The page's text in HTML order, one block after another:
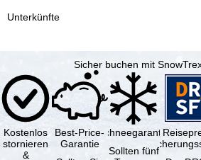
Sicher buchen mit
Kostenlos
stornieren
&
Best-Price-
Garantie
Schneegarantie
Sollten fünf